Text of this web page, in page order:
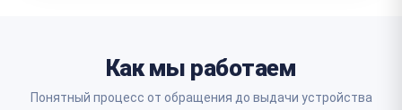
Как мы работаем
Понятный процесс от обращения до выдачи устройства